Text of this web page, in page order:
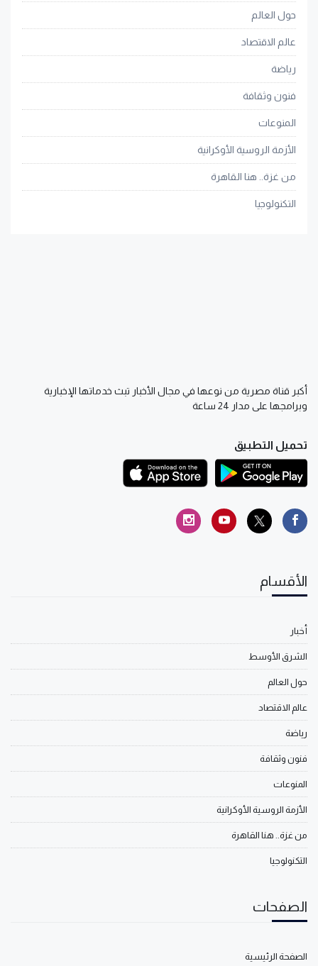
حول العالم
عالم الاقتصاد
رياضة
فنون وثقافة
المنوعات
الأزمة الروسية الأوكرانية
من غزة.. هنا القاهرة
التكنولوجيا
أكبر قناة مصرية من نوعها في مجال الأخبار تبث خدماتها الإخبارية
وبرامجها على مدار 24 ساعة
تحميل التطبيق
الأقسام
أخبار
الشرق الأوسط
حول العالم
عالم الاقتصاد
رياضة
فنون وثقافة
المنوعات
الأزمة الروسية الأوكرانية
من غزة.. هنا القاهرة
التكنولوجيا
الصفحات
الصفحة الرئيسية